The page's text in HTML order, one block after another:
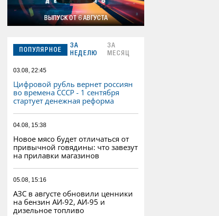
ВЫПУСК ОТ 6 АВГУСТА
ПОПУЛЯРНОЕ
ЗА
НЕДЕЛЮ
ЗА
МЕСЯЦ
03.08, 22:45
Цифровой рубль вернет россиян
во времена СССР - 1 сентября
стартует денежная реформа
04.08, 15:38
Новое мясо будет отличаться от
привычной говядины: что завезут
на прилавки магазинов
05.08, 15:16
АЗС в августе обновили ценники
на бензин АИ-92, АИ-95 и
дизельное топливо